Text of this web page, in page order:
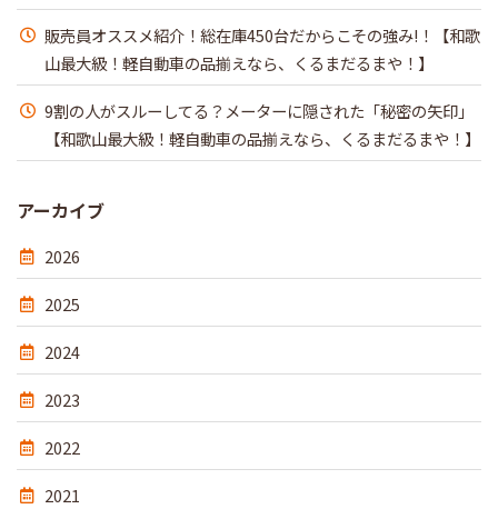
販売員オススメ紹介！総在庫450台だからこその強み!！【和歌
山最大級！軽自動車の品揃えなら、くるまだるまや！】
9割の人がスルーしてる？メーターに隠された「秘密の矢印」
【和歌山最大級！軽自動車の品揃えなら、くるまだるまや！】
アーカイブ
2026
2025
2024
2023
2022
2021